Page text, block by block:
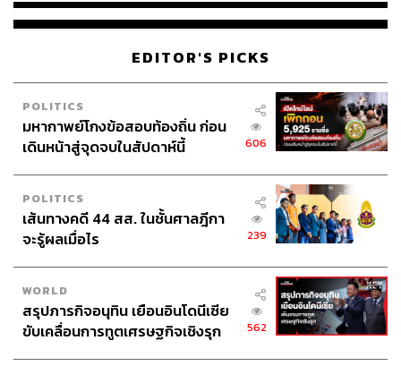
EDITOR'S PICKS
POLITICS
มหากาพย์โกงข้อสอบท้องถิ่น ก่อน
เดินหน้าสู่จุดจบในสัปดาห์นี้
606
POLITICS
เส้นทางคดี 44 สส. ในชั้นศาลฎีกา
จะรู้ผลเมื่อไร
239
WORLD
สรุปภารกิจอนุทิน เยือนอินโดนีเซีย
ขับเคลื่อนการทูตเศรษฐกิจเชิงรุก
562